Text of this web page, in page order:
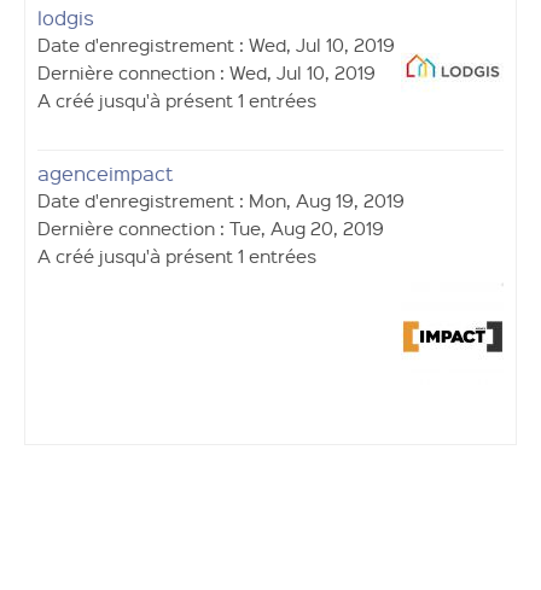
lodgis
Date d'enregistrement : Wed, Jul 10, 2019
Dernière connection : Wed, Jul 10, 2019
A créé jusqu'à présent 1 entrées
agenceimpact
Date d'enregistrement : Mon, Aug 19, 2019
Dernière connection : Tue, Aug 20, 2019
A créé jusqu'à présent 1 entrées